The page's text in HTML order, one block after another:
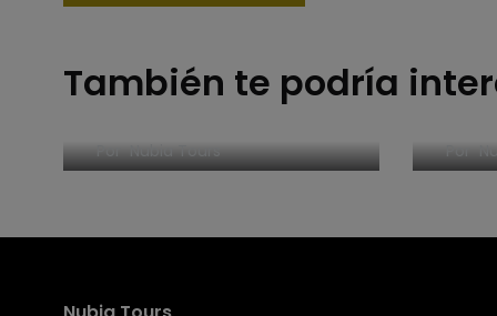
También te podría
Los 5 must de Dresde
PorNubia Tours
Qué
Por